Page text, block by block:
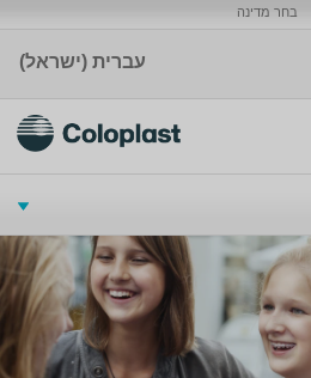
בחר מדינה
עברית (ישראל)